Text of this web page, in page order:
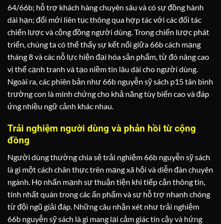
64/66b; hỗ trợ khách hàng chuyên sâu và có sự đồng hành
dài hạn; đổi mới liên tục thông qua hợp tác với các đối tác
chiến lược và cộng đồng người dùng. Trong chiến lược phát
triển, chúng ta có thể thấy sự kết nối giữa 66b cách mạng
tháng 8 và các nỗ lực hiện đại hóa sản phẩm, từ đó nâng cao
vị thế cạnh tranh và tạo niềm tin lâu dài cho người dùng.
Ngoài ra, các phiên bản như 66b nguyễn sỹ sách p15 tân bình
trường con là minh chứng cho khả năng tùy biến cao và đáp
ứng nhiều ngữ cảnh khác nhau.
Trải nghiệm người dùng và phản hồi từ cộng
đồng
Người dùng thường chia sẻ trải nghiệm 66b nguyễn sỹ sách
là gì một cách chân thực trên mạng xã hội và diễn đàn chuyên
ngành. Họ nhấn mạnh sự thuận tiện khi tiếp cận thông tin,
tính nhất quán trong các ấn phẩm và sự hỗ trợ nhanh chóng
từ đội ngũ giải đáp. Những câu nhận xét như trải nghiệm
66b nguyễn sỹ sách là gì mang lại cảm giác tin cậy và hứng